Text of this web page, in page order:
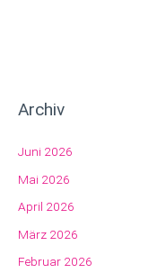
Archiv
Juni 2026
Mai 2026
April 2026
März 2026
Februar 2026